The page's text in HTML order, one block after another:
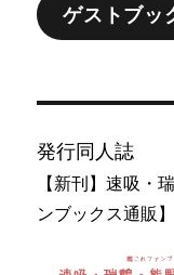
ゲストブッ
発行同人誌
【新刊】速吸・
ンブックス通販】